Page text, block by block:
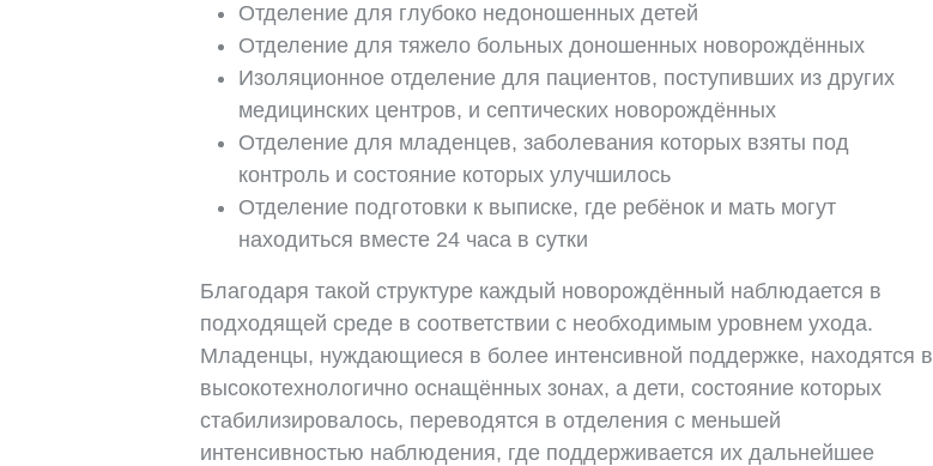
Отделение для глубоко недоношенных детей
Отделение для тяжело больных доношенных новорождённых
Изоляционное отделение для пациентов, поступивших из других
медицинских центров, и септических новорождённых
Отделение для младенцев, заболевания которых взяты под
контроль и состояние которых улучшилось
Отделение подготовки к выписке, где ребёнок и мать могут
находиться вместе 24 часа в сутки
Благодаря такой структуре каждый новорождённый наблюдается в
подходящей среде в соответствии с необходимым уровнем ухода.
Младенцы, нуждающиеся в более интенсивной поддержке, находятся в
высокотехнологично оснащённых зонах, а дети, состояние которых
стабилизировалось, переводятся в отделения с меньшей
интенсивностью наблюдения, где поддерживается их дальнейшее